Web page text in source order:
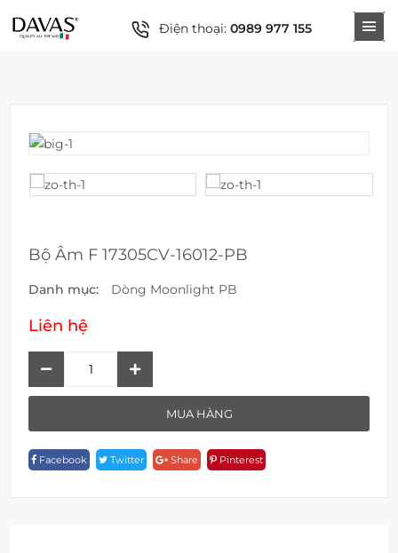
Điện thoại: 0989 977 155
Bộ Âm F 17305CV-16012-PB
Danh mục: Dòng Moonlight PB
Liên hệ
16012-
PB
MUA HÀNG
Facebook Twitter Share Pinterest